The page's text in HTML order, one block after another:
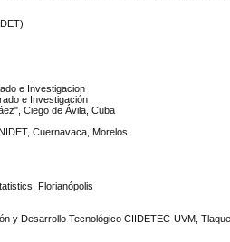
e Investigacion
e Investigación
Ciego de Ávila, Cuba
Cuernavaca, Morelos.
Florianópolis
y Desarrollo Tecnológico CIIDETEC-UVM,